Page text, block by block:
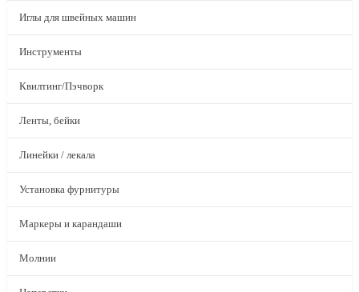
Иглы для швейных машин
Инструменты
Квилтинг/Пэчворк
Ленты, бейки
Линейки / лекала
Установка фурнитуры
Маркеры и карандаши
Молнии